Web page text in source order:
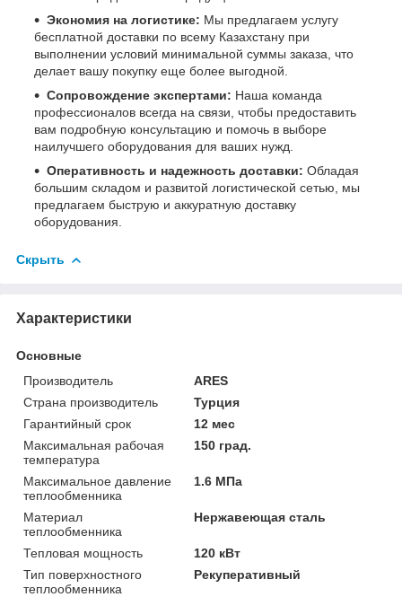
Экономия на логистике: Мы предлагаем услугу
бесплатной доставки по всему Казахстану при
выполнении условий минимальной суммы заказа, что
делает вашу покупку еще более выгодной.
Сопровождение экспертами: Наша команда
профессионалов всегда на связи, чтобы предоставить
вам подробную консультацию и помочь в выборе
наилучшего оборудования для ваших нужд.
Оперативность и надежность доставки: Обладая
большим складом и развитой логистической сетью, мы
предлагаем быструю и аккуратную доставку
оборудования.
Скрыть
Характеристики
Основные
Производитель
ARES
Страна производитель
Турция
Гарантийный срок
12 мес
Максимальная рабочая
температура
150 град.
Максимальное давление
теплообменника
1.6 МПа
Материал
теплообменника
Нержавеющая сталь
Тепловая мощность
120 кВт
Тип поверхностного
теплообменника
Рекуперативный